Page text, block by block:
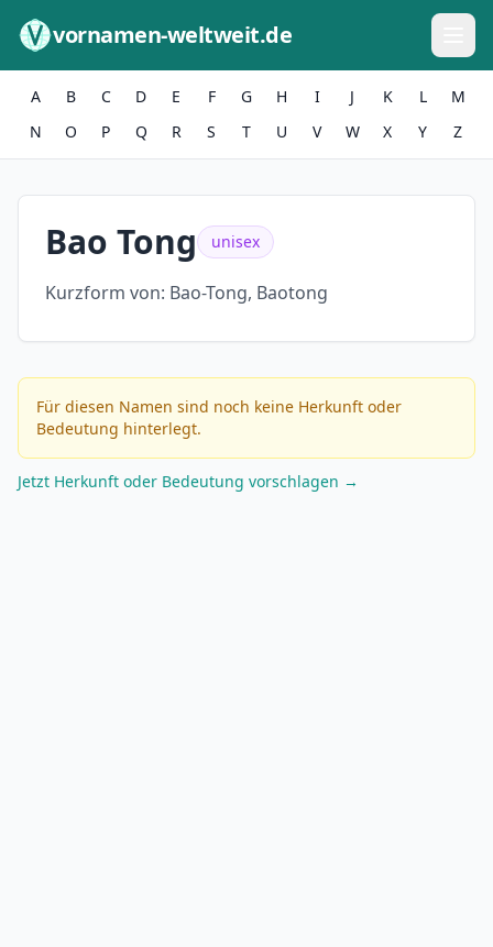
vornamen-weltweit.de
A B C D E F G H I J K L
M
N
O P Q R S T U V W X Y Z
Bao Tong unisex
Kurzform von: Bao-Tong, Baotong
Für diesen Namen sind noch keine Herkunft oder
Bedeutung hinterlegt.
Jetzt Herkunft oder Bedeutung vorschlagen →